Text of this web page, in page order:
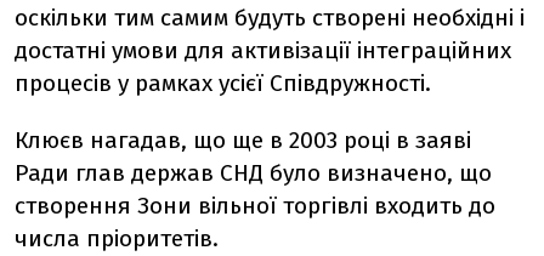
оскільки тим самим будуть створені необхідні і
достатні умови для активізації інтеграційних
процесів у рамках усієї Співдружності.
Клюєв нагадав, що ще в 2003 році в заяві
Ради глав держав СНД було визначено, що
створення Зони вільної торгівлі входить до
числа пріоритетів.